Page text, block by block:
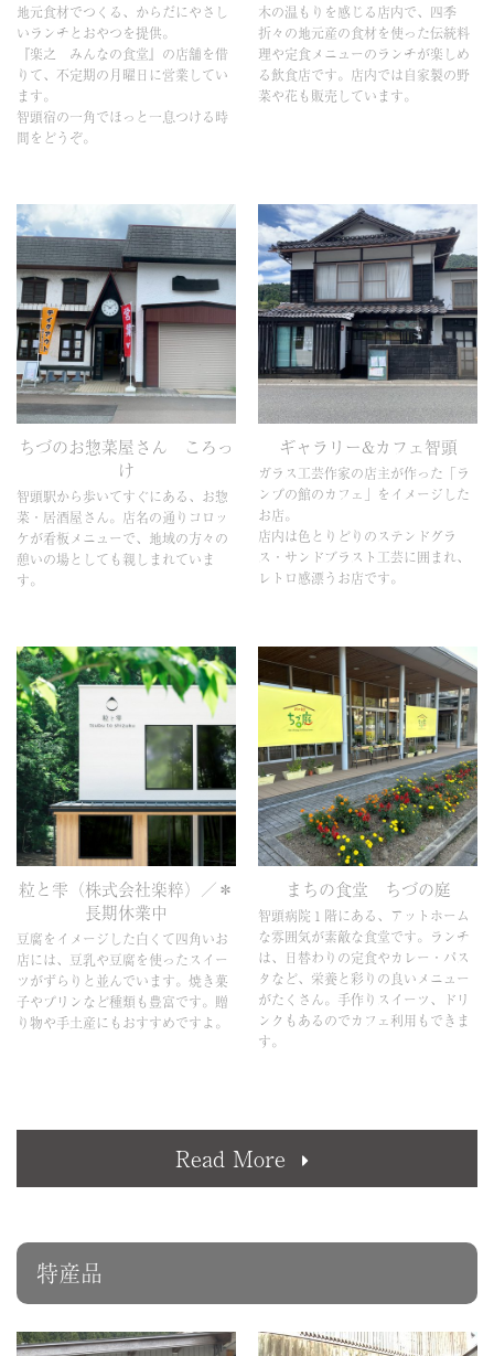
地元食材でつくる、からだにやさし
いランチとおやつを提供。
『楽之 みんなの食堂』の店舗を借
りて、不定期の月曜日に営業してい
ます。
智頭宿の一角でほっと一息つける時
間をどうぞ。
木の温もりを感じる店内で、四季
折々の地元産の食材を使った伝統料
理や定食メニューのランチが楽しめ
る飲食店です。店内では自家製の野
菜や花も販売しています。
ちづのお惣菜屋さん ころっ
け
智頭駅から歩いてすぐにある、お惣
菜・居酒屋さん。店名の通りコロッ
ケが看板メニューで、地域の方々の
憩いの場としても親しまれていま
す。
ギャラリー&カフェ智頭
ガラス工芸作家の店主が作った「ラ
ンプの館のカフェ」をイメージした
お店。
店内は色とりどりのステンドグラ
ス・サンドブラスト工芸に囲まれ、
レトロ感漂うお店です。
粒と雫（株式会社楽粹）／＊
長期休業中
豆腐をイメージした白くて四角いお
店には、豆乳や豆腐を使ったスイー
ツがずらりと並んでいます。焼き菓
子やプリンなど種類も豊富です。贈
り物や手土産にもおすすめですよ。
まちの食堂 ちづの庭
智頭病院１階にある、アットホーム
な雰囲気が素敵な食堂です。ランチ
は、日替わりの定食やカレー・パス
タなど、栄養と彩りの良いメニュー
がたくさん。手作りスイーツ、ドリ
ンクもあるのでカフェ利用もできま
す。
Read More
特産品